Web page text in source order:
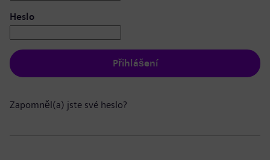
Heslo
Přihlášení
Zapomněl(a) jste své heslo?